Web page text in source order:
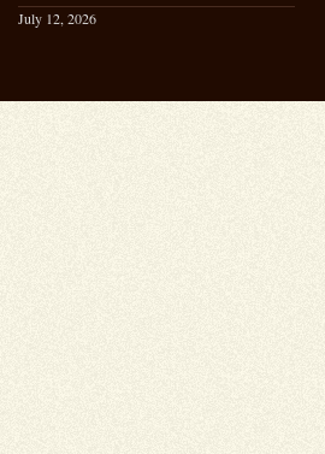
July 12, 2026